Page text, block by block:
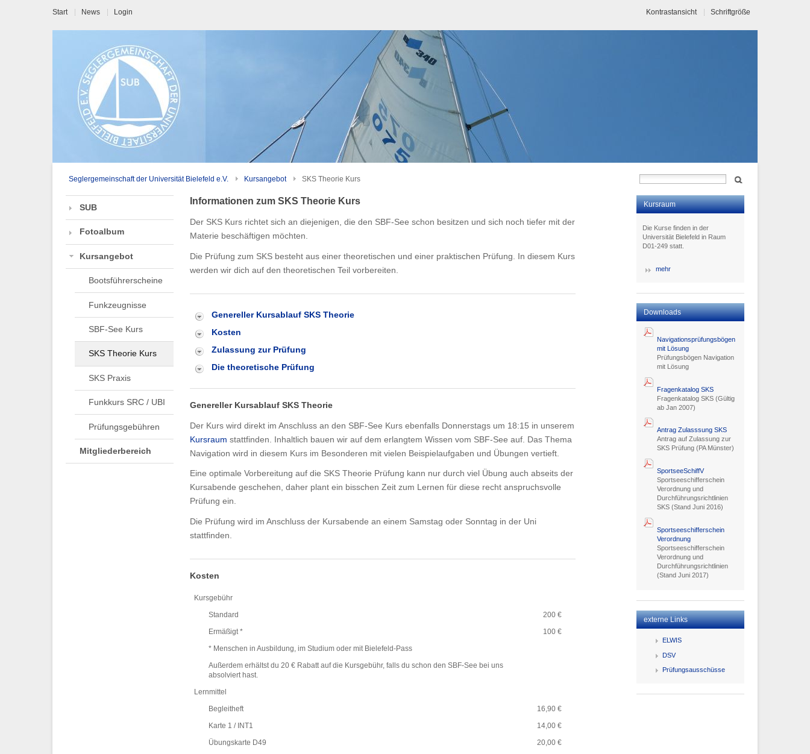
Start News Login Kontrastansicht Schriftgröße
Seglergemeinschaft der Universität Bielefeld e.V. Kursangebot SKS Theorie Kurs
SUB
Fotoalbum
Kursangebot
Bootsführerscheine
Funkzeugnisse
SBF-See Kurs
SKS Theorie Kurs
SKS Praxis
Funkkurs SRC / UBI
Prüfungsgebühren
Mitgliederbereich
Informationen zum SKS Theorie Kurs
Der SKS Kurs richtet sich an diejenigen, die den SBF-See schon besitzen und sich noch tiefer mit der
Materie beschäftigen möchten.
Die Prüfung zum SKS besteht aus einer theoretischen und einer praktischen Prüfung. In diesem Kurs
werden wir dich auf den theoretischen Teil vorbereiten.
Genereller Kursablauf SKS Theorie
Kosten
Zulassung zur Prüfung
Die theoretische Prüfung
Genereller Kursablauf SKS Theorie
Der Kurs wird direkt im Anschluss an den SBF-See Kurs ebenfalls Donnerstags um 18:15 in unserem
Kursraum stattfinden. Inhaltlich bauen wir auf dem erlangtem Wissen vom SBF-See auf. Das Thema
Navigation wird in diesem Kurs im Besonderen mit vielen Beispielaufgaben und Übungen vertieft.
Eine optimale Vorbereitung auf die SKS Theorie Prüfung kann nur durch viel Übung auch abseits der
Kursabende geschehen, daher plant ein bisschen Zeit zum Lernen für diese recht anspruchsvolle
Prüfung ein.
Die Prüfung wird im Anschluss der Kursabende an einem Samstag oder Sonntag in der Uni
stattfinden.
Kosten
Kursgebühr
Standard
200 €
Ermäßigt *
100 €
* Menschen in Ausbildung, im Studium oder mit Bielefeld-Pass
Außerdem erhältst du 20 € Rabatt auf die Kursgebühr, falls du schon den SBF-See bei uns
absolviert hast.
Lernmittel
Begleitheft
16,90 €
Karte 1 / INT1
14,00 €
Übungskarte D49
20,00 €
Kursraum
Die Kurse finden in der
Universität Bielefeld in Raum
D01-249 statt.
mehr
Downloads
Navigationsprüfungsbögen
mit Lösung
Prüfungsbögen Navigation
mit Lösung
Fragenkatalog SKS
Fragenkatalog SKS (Gültig
ab Jan 2007)
Antrag Zulasssung SKS
Antrag auf Zulassung zur
SKS Prüfung (PA Münster)
SportseeSchiffV
Sportseeschifferschein
Verordnung und
Durchführungsrichtlinien
SKS (Stand Juni 2016)
Sportseeschifferschein
Verordnung
Sportseeschifferschein
Verordnung und
Durchführungsrichtlinien
(Stand Juni 2017)
externe Links
ELWIS
DSV
Prüfungsausschüsse